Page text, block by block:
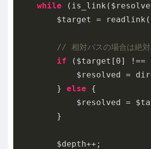
while
$target =
// 相対パスの場合は絶対
if ($target[ 0] !==
$resolved =
        }
else {
$resolved =
        }
        $depth++;